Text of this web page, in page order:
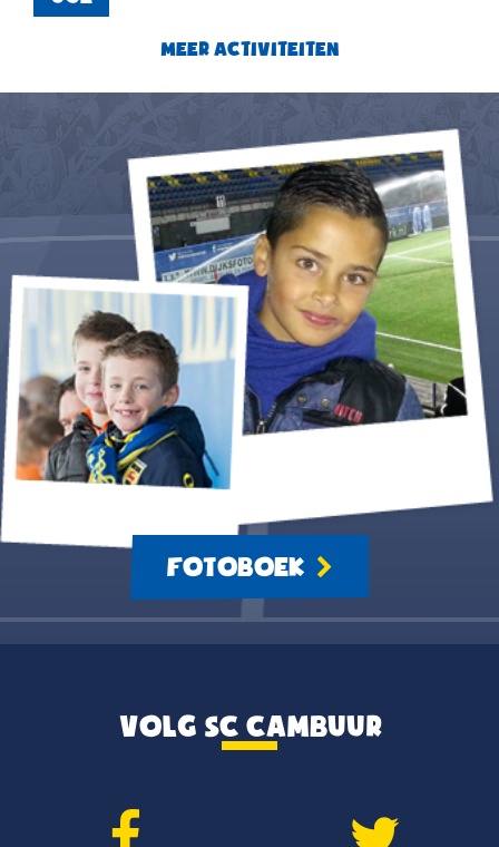
MEER ACTIVITEITEN
FOTOBOEK
VOLG SC CAMBUUR